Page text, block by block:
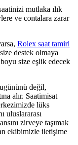
mutlaka ılık
ve contalara zarar
Rolex saat tamiri
destek olmaya
size eşlik edecek
değil,
alır. Saatimisat
lüks
uluslararası
zirveye taşımak
ekibimizle iletişime